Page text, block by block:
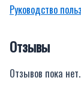
Руководство
Отзывы
Отзывов пока нет.